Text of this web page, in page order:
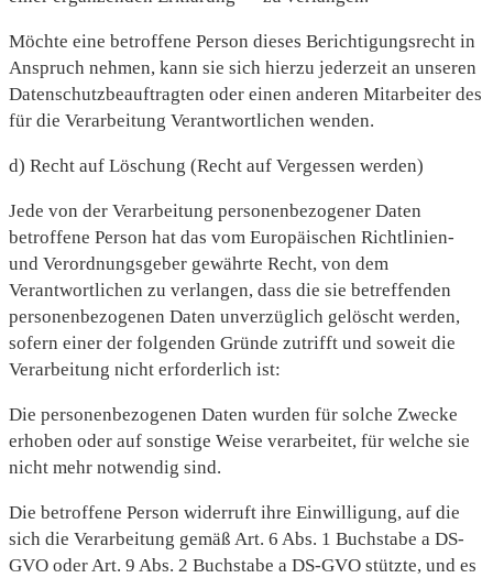
Möchte eine betroffene Person dieses Berichtigungsrecht in
Anspruch nehmen, kann sie sich hierzu jederzeit an unseren
Datenschutzbeauftragten oder einen anderen Mitarbeiter des
für die Verarbeitung Verantwortlichen wenden.
d) Recht auf Löschung (Recht auf Vergessen werden)
Jede von der Verarbeitung personenbezogener Daten
betroffene Person hat das vom Europäischen Richtlinien-
und Verordnungsgeber gewährte Recht, von dem
Verantwortlichen zu verlangen, dass die sie betreffenden
personenbezogenen Daten unverzüglich gelöscht werden,
sofern einer der folgenden Gründe zutrifft und soweit die
Verarbeitung nicht erforderlich ist:
Die personenbezogenen Daten wurden für solche Zwecke
erhoben oder auf sonstige Weise verarbeitet, für welche sie
nicht mehr notwendig sind.
Die betroffene Person widerruft ihre Einwilligung, auf die
sich die Verarbeitung gemäß Art. 6 Abs. 1 Buchstabe a DS-
GVO oder Art. 9 Abs. 2 Buchstabe a DS-GVO stützte, und es